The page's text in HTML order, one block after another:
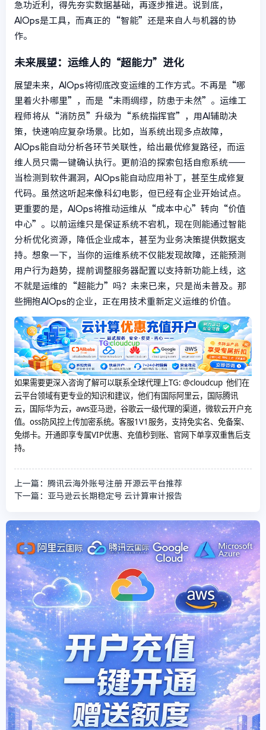
急功近利，得先夯实数据基础，再逐步推进。说到底，
AIOps是工具，而真正的“智能”还是来自人与机器的协
作。
未来展望：运维人的“超能力”进化
展望未来，AIOps将彻底改变运维的工作方式。不再是“哪
里着火扑哪里”，而是“未雨绸缪，防患于未然”。运维工
程师将从“消防员”升级为“系统指挥官”，用AI辅助决
策，快速响应复杂场景。比如，当系统出现多点故障，
AIOps能自动分析各环节关联性，给出最优修复路径，而运
维人员只需一键确认执行。更前沿的探索包括自愈系统——
当检测到软件漏洞，AIOps能自动应用补丁，甚至生成修复
代码。虽然这听起来像科幻电影，但已经有企业开始试点。
更重要的是，AIOps将推动运维从“成本中心”转向“价值
中心”。以前运维只是保证系统不宕机，现在则能通过智能
分析优化资源，降低企业成本，甚至为业务决策提供数据支
持。想象一下，当你的运维系统不仅能发现故障，还能预测
用户行为趋势，提前调整服务器配置以支持新功能上线，这
不就是运维的“超能力”吗？未来已来，只是尚未普及。那
些拥抱AIOps的企业，正在用技术重新定义运维的价值。
如果需要更深入咨询了解可以联系全球代理上TG: @cloudcup 他们在
云平台领域有更专业的知识和建议，他们有国际阿里云，国际腾讯
云，国际华为云，aws亚马逊，谷歌云一级代理的渠道，微软云开户充
值。oss防风控上传加密系统。客服1V1服务，支持免实名、免备案、
免绑卡。开通即享专属VIP优惠、充值秒到账、官网下单享双重售后支
持。
上一篇：腾讯云海外账号注册 开源云平台推荐
下一篇：亚马逊云长期稳定号 云计算审计报告